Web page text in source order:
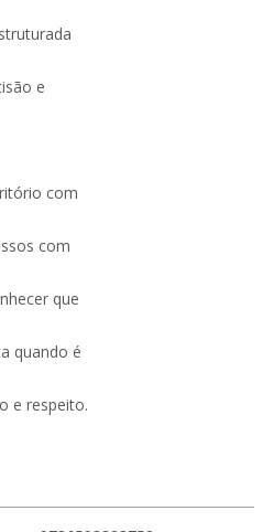
e
com
com
que
quando é
e respeito.